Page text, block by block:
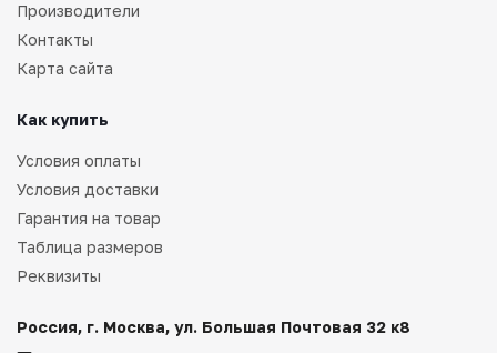
Производители
Контакты
Карта сайта
Как купить
Условия оплаты
Условия доставки
Гарантия на товар
Таблица размеров
Реквизиты
Россия, г. Москва, ул. Большая Почтовая 32 к8